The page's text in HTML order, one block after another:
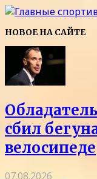
НОВОЕ НА САЙТЕ
сбил
велосипеде
07.08.2026